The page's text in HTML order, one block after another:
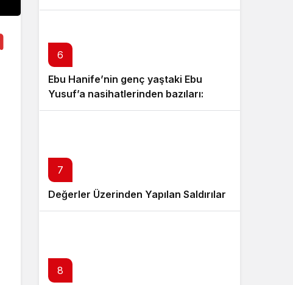
6
Ebu Hanife’nin genç yaştaki Ebu
Yusuf’a nasihatlerinden bazıları:
7
Değerler Üzerinden Yapılan Saldırılar
8